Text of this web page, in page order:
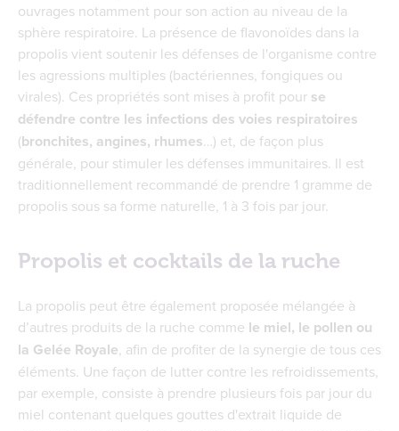
ouvrages notamment pour son action au niveau de la
sphère respiratoire. La présence de flavonoïdes dans la
propolis vient soutenir les défenses de l'organisme contre
les agressions multiples (bactériennes, fongiques ou
virales). Ces propriétés sont mises à profit pour se
défendre contre les infections des voies respiratoires
(bronchites, angines, rhumes…) et, de façon plus
générale, pour stimuler les défenses immunitaires. ll est
traditionnellement recommandé de prendre 1 gramme de
propolis sous sa forme naturelle, 1 à 3 fois par jour.
Propolis et cocktails de la ruche
La propolis peut être également proposée mélangée à
d’autres produits de la ruche comme le miel, le pollen ou
la Gelée Royale, afin de profiter de la synergie de tous ces
éléments. Une façon de lutter contre les refroidissements,
par exemple, consiste à prendre plusieurs fois par jour du
miel contenant quelques gouttes d'extrait liquide de